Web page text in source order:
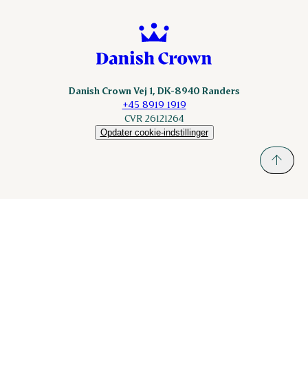
Danish Crown Vej 1, DK-8940 Randers
+45 8919 1919
CVR 26121264
Opdater cookie-indstillinger